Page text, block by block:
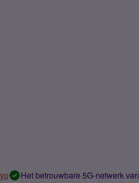
Het betrouwbare 5G-netwerk van